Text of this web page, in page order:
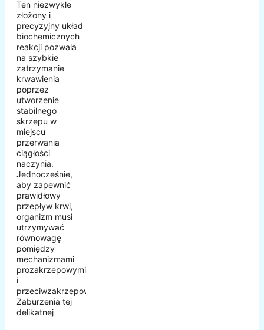
Ten niezwykle
złożony i
precyzyjny układ
biochemicznych
reakcji pozwala
na szybkie
zatrzymanie
krwawienia
poprzez
utworzenie
stabilnego
skrzepu w
miejscu
przerwania
ciągłości
naczynia.
Jednocześnie,
aby zapewnić
prawidłowy
przepływ krwi,
organizm musi
utrzymywać
równowagę
pomiędzy
mechanizmami
prozakrzepowymi
i
przeciwzakrzepowymi.
Zaburzenia tej
delikatnej